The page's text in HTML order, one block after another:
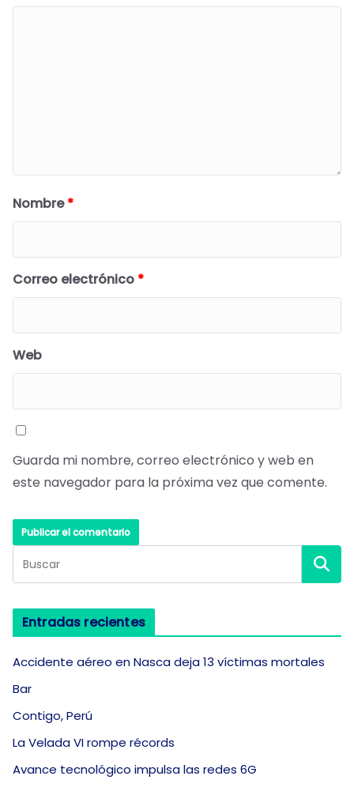
Nombre*
Correo electrónico *
Web
Guarda mi nombre, correo electrónico y web en
este navegador para la próxima vez que comente.
Entradas recientes
Accidente aéreo en Nasca deja 13 víctimas mortales
Bar
Contigo, Perú
La Velada VI rompe récords
Avance tecnológico impulsa las redes 6G